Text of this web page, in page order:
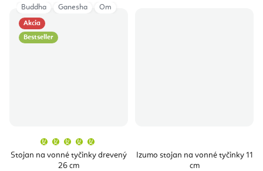
Akcia
Bestseller
Stojan na vonné tyčinky drevený
26 cm
produktu
je
Buddha Ganesha Om
Izumo stojan na vonné tyčinky 11
cm